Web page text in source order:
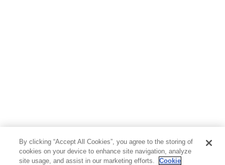
芸術・アート 映画・音楽・演劇
写真集 教養
By clicking “Accept All Cookies”, you agree to the storing of
cookies on your device to enhance site navigation, analyze
site usage, and assist in our marketing efforts.
Cookie